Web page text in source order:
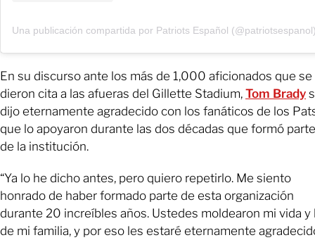
Una publicación compartida por Patriots Español
En su discurso ante los más de 1,000 aficionados que se
dieron cita a las afueras del Gillette Stadium, Tom Brady
dijo eternamente agradecido con los fanáticos de los
que lo apoyaron durante las dos décadas que formó parte
de la institución.
“Ya lo he dicho antes, pero quiero repetirlo. Me siento
honrado de haber formado parte de esta organización
durante 20 increíbles años. Ustedes moldearon mi vida y
de mi familia, y por eso les estaré eternamente